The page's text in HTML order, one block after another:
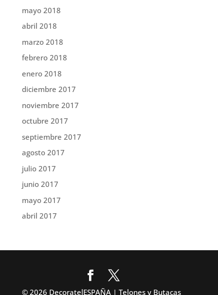
mayo 2018
abril 2018
marzo 2018
febrero 2018
enero 2018
diciembre 2017
noviembre 2017
octubre 2017
septiembre 2017
agosto 2017
julio 2017
junio 2017
mayo 2017
abril 2017
© 2026 DecoratelESPAÑA | Telones y Butacas